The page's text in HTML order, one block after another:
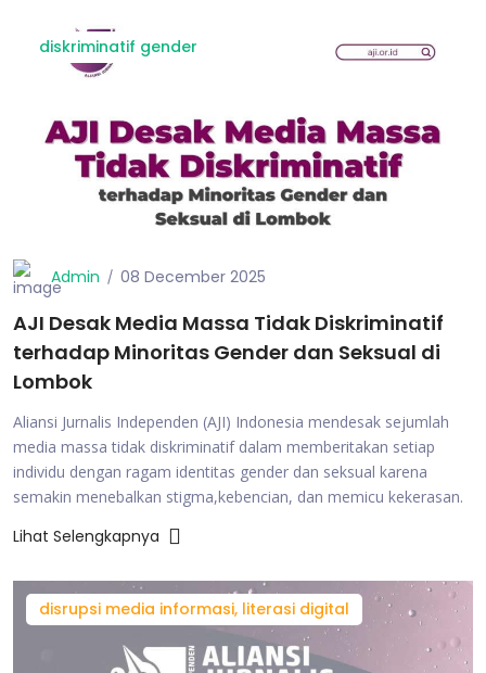
diskriminatif gender
Admin 08 December 2025
AJI Desak Media Massa Tidak Diskriminatif
terhadap Minoritas Gender dan Seksual di
Lombok
Aliansi Jurnalis Independen (AJI) Indonesia mendesak sejumlah
media massa tidak diskriminatif dalam memberitakan setiap
individu dengan ragam identitas gender dan seksual karena
semakin menebalkan stigma,kebencian, dan memicu kekerasan.
Lihat Selengkapnya
disrupsi media informasi, literasi digital